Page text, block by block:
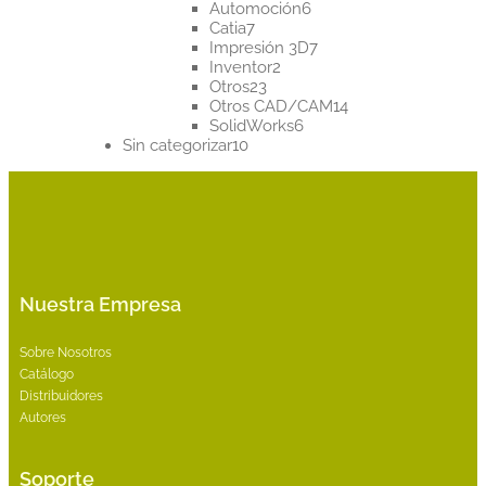
productos
Automoción66
Catia77
productos
Impresión 3D77
Inventor22
Otros2323
productos
Otros CAD/CAM1414
SolidWorks66
Sin categorizar1010
Nuestra Empresa
Sobre Nosotros
Catálogo
Distribuidores
Autores
Soporte